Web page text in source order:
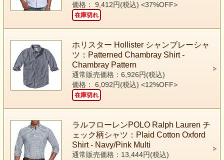
価格： 9,412円(税込) <37%OFF>
在庫切れ
ホリスター Hollister シャンブレーシャ
ツ：Patterned Chambray Shirt -
Chambray Pattern
通常販売価格：6,926円(税込)
価格： 6,092円(税込) <12%OFF>
在庫切れ
ラルフローレンPOLO Ralph Lauren チ
ェック柄シャツ：Plaid Cotton Oxford
Shirt - Navy/Pink Multi
通常販売価格：13,444円(税込)